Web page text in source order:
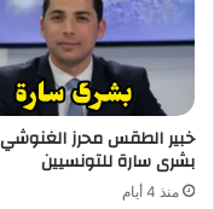
خبير الطقس محرز
بشرى سارة للتونسيين
منذ 4 أيام